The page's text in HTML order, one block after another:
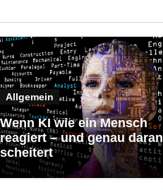
Allgemein
Wenn KI wie ein Mensch
reagiert – und genau daran
scheitert